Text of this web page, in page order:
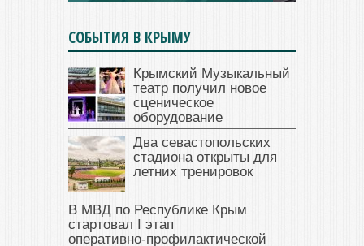
СОБЫТИЯ В КРЫМУ
Крымский Музыкальный
театр получил новое
сценическое
оборудование
Два севастопольских
стадиона открыты для
летних тренировок
В МВД по Республике Крым
стартовал I этап
оперативно‑профилактической